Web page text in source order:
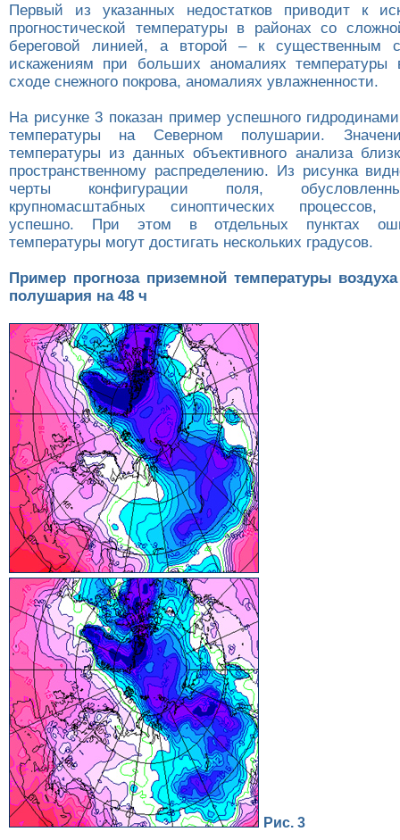
Первый из указанных недостатков приводит к
прогностической температуры в районах со
береговой линией, а второй – к существенным
искажениям при больших аномалиях температуры
сходе снежного покрова, аномалиях увлажненности.
На рисунке 3 показан пример успешного
температуры на Северном полушарии.
температуры из данных объективного анализа
пространственному распределению. Из рисунка
черты конфигурации поля,
крупномасштабных синоптических процессов,
успешно. При этом в отдельных пунктах
температуры могут достигать нескольких градусов.
Пример прогноза приземной температуры
полушария на 48 ч
Рис. 3